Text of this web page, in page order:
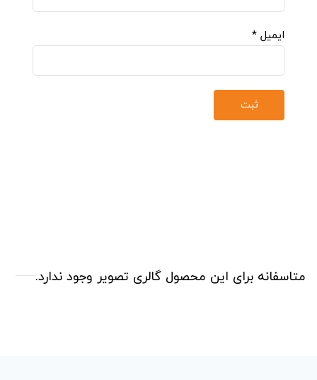
ایمیل *
متاسفانه برای این محصول گالری تصویر وجود ندارد.